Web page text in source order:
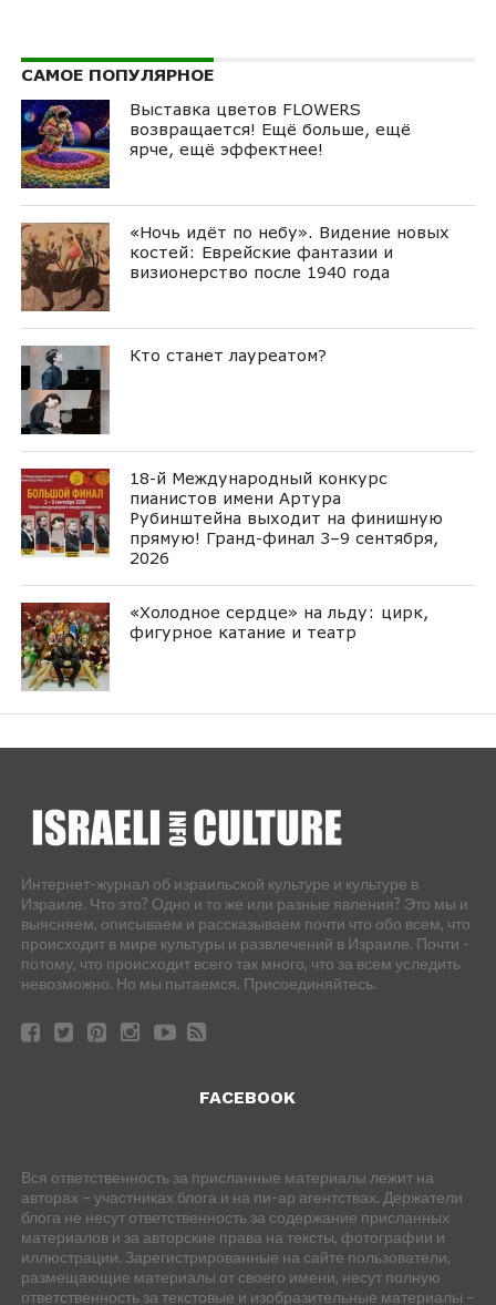
САМОЕ ПОПУЛЯРНОЕ
Выставка цветов FLOWERS
возвращается! Ещё больше, ещё
ярче, ещё эффектнее!
«Ночь идёт по небу». Видение новых
костей: Еврейские фантазии и
визионерство после 1940 года
Кто станет лауреатом?
18-й Международный конкурс
пианистов имени Артура
Рубинштейна выходит на финишную
прямую! Гранд-финал 3–9 сентября,
2026
«Холодное сердце» на льду: цирк,
фигурное катание и театр
Интернет-журнал об израильской культуре и культуре в
Израиле. Что это? Одно и то же или разные явления? Это мы и
выясняем, описываем и рассказываем почти что обо всем, что
происходит в мире культуры и развлечений в Израиле. Почти -
потому, что происходит всего так много, что за всем уследить
невозможно. Но мы пытаемся. Присоединяйтесь.
FACEBOOK
Вся ответственность за присланные материалы лежит на
авторах – участниках блога и на пи-ар агентствах. Держатели
блога не несут ответственность за содержание присланных
материалов и за авторские права на тексты, фотографии и
иллюстрации. Зарегистрированные на сайте пользователи,
размещающие материалы от своего имени, несут полную
ответственность за текстовые и изобразительные материалы –